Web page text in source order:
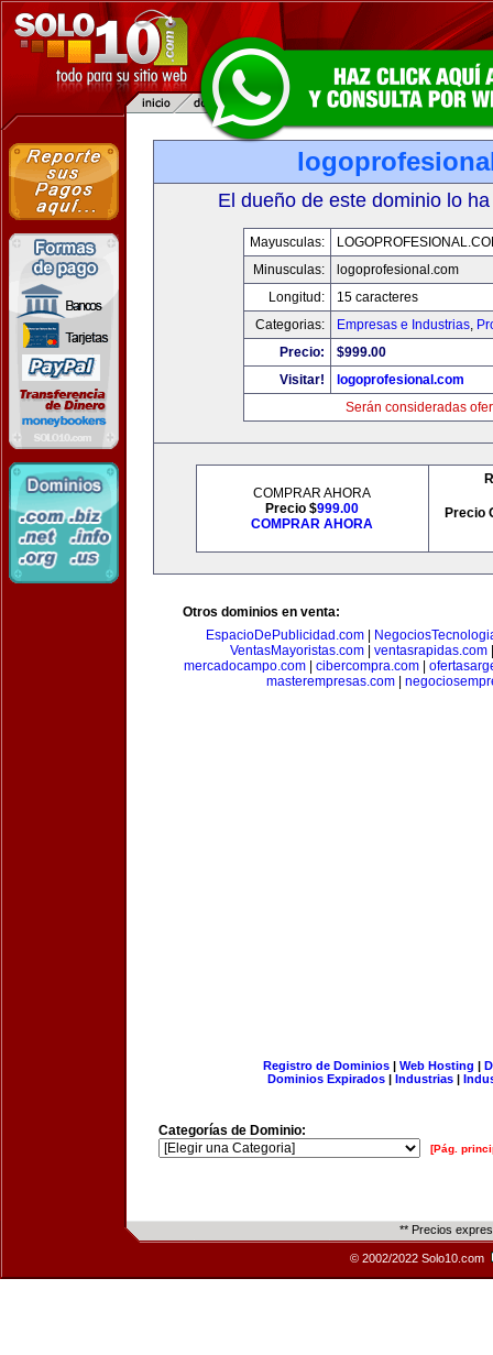
El dueño de este dominio lo
Mayusculas:
Minusculas:
logoprofesional.com
Longitud:
15 caracteres
Categorias:
Empresas e Industrias,
Precio:
$999.00
Visitar!
logoprofesional.com
Serán consideradas
COMPRAR AHORA
Precio $999.00
COMPRAR AHORA
Precio
Otros dominios en venta:
EspacioDePublicidad.com|
VentasMayoristas.com
ventasrapidas.com
mercadocampo.com
cibercompra.com
masterempresas.com|
Registro de Dominios| Web Hosting |
Dominios Expirados | Industrias |
Categorías de Dominio:
[Pág.
** Precios
© 2002/2022 Solo10.com